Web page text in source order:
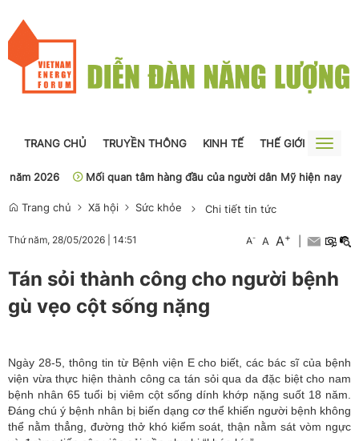
TRANG CHỦ TRUYỀN THÔNG KINH TẾ THẾ GIỚI
Toggle
2026
Mối quan tâm hàng đầu của người dân Mỹ hiện nay
Trang chủ Xã hội Sức khỏe Chi tiết tin tức
Thứ năm, 28/05/2026 14:51 A- A A+
Tán sỏi thành công cho người bệnh
gù vẹo cột sống nặng
Ngày 28-5, thông tin từ Bệnh viện E cho biết, các bác sĩ của bệnh
viện vừa thực hiện thành công ca tán sỏi qua da đặc biệt cho nam
bệnh nhân 65 tuổi bị viêm cột sống dính khớp nặng suốt 18 năm.
Đáng chú ý bệnh nhân bị biến dạng cơ thể khiến người bệnh không
thể nằm thẳng, đường thở khó kiểm soát, thận nằm sát vòm ngực